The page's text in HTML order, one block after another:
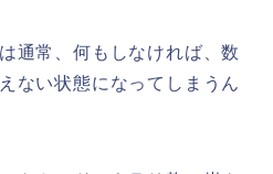
通常、何もしなければ、数
ない状態になってしまうん